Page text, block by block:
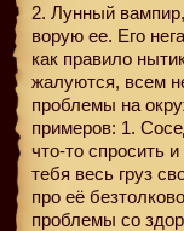
2. Лунный
ворую ее. Его
как правило
жалуются, всем
проблемы на
примеров: 1.
что-то спросить
тебя весь груз
про её
проблемы со